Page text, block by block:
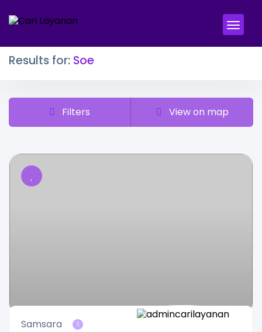
Results for: Soe
Filters View on map
Samsara